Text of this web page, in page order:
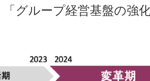
グループ経営基盤の強